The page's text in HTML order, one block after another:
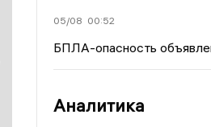
05/08 00:52
БПЛА-опасность
Аналитика